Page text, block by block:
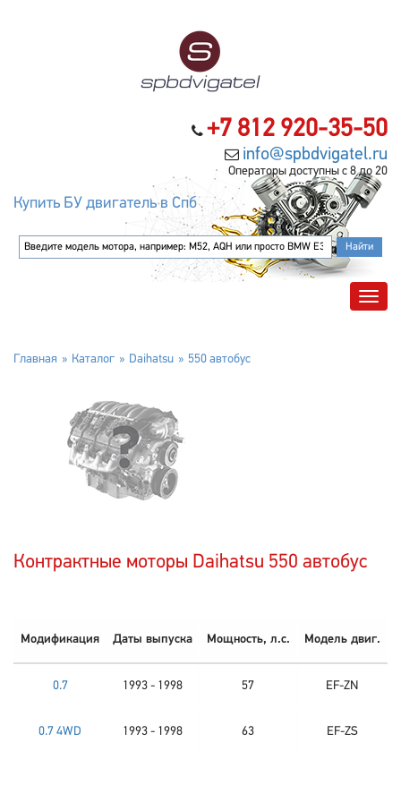
+7 812 920-35-50
info@spbdvigatel.ru
Операторы доступны с 8 до 20
Купить БУ двигатель в Спб
Главная Каталог Daihatsu 550 автобус
Контрактные моторы Daihatsu 550 автобус
Модификация Даты выпуска Мощность, л.с. Модель двиг.
0.7 1993 - 1998 57 EF-ZN
0.7 4WD 1993 - 1998 63 EF-ZS